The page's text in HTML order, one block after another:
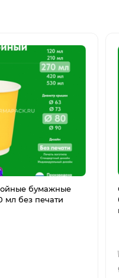
бумажные
мл без печати